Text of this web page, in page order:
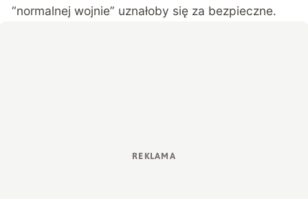
“normalnej wojnie” uznałoby się za bezpieczne.